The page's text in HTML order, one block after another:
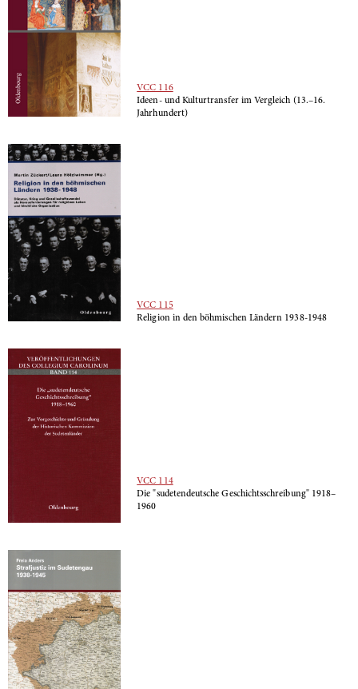
VCC 116
Ideen- und Kulturtransfer im Vergleich (13.–16.
Jahrhundert)
VCC 115
Religion in den böhmischen Ländern 1938­­­-1948
VCC 114
Die "sudetendeutsche Geschichtsschreibung" 1918–
1960